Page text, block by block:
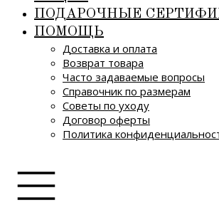
ПОДАРОЧНЫЕ
ПОМОЩЬ
Доставка и оплата
Возврат товара
Часто задаваемые вопросы
Справочник по размерам
Советы по уходу
Договор оферты
Политика